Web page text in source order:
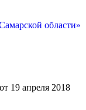
области»
19 апреля 2018